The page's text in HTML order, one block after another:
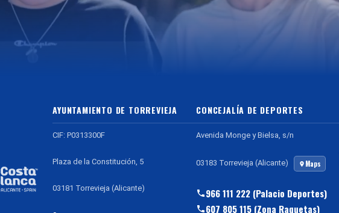
AYUNTAMIENTO DE TORREVIEJA
CIF: P0313300F
Plaza de la Constitución, 5
03181 Torrevieja (Alicante)
CONCEJALÍA DE DEPORTES
Avenida Monge y Bielsa, s/n
03183 Torrevieja (Alicante) Maps
966 111 222 (Palacio Deportes)
607 805 115 (Zona Raquetas)